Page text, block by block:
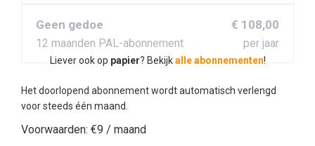
Geen gedoe
12 maanden PAL-abonnement
€ 108,00
per jaar
Liever ook op papier? Bekijkalle abonnementen!
Het doorlopend abonnement wordt automatisch verlengd
voor steeds één maand.
Voorwaarden: €9 / maand